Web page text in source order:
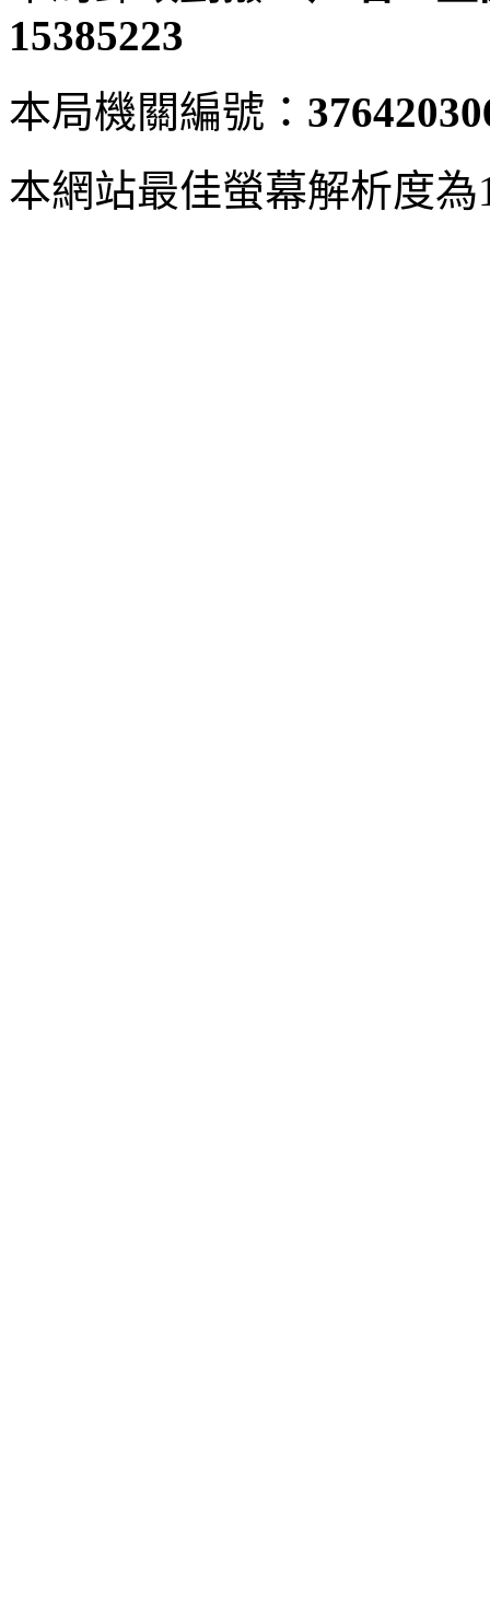
15385223
本局機關編號：
本網站最佳螢幕解析度